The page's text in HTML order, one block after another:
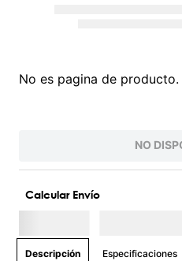
No es pagina de producto.
NO
Calcular Envío
Descripción Especificaciones